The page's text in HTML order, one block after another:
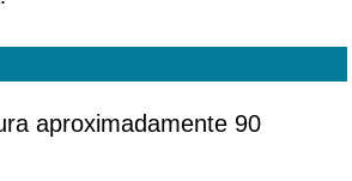
aproximadamente 90